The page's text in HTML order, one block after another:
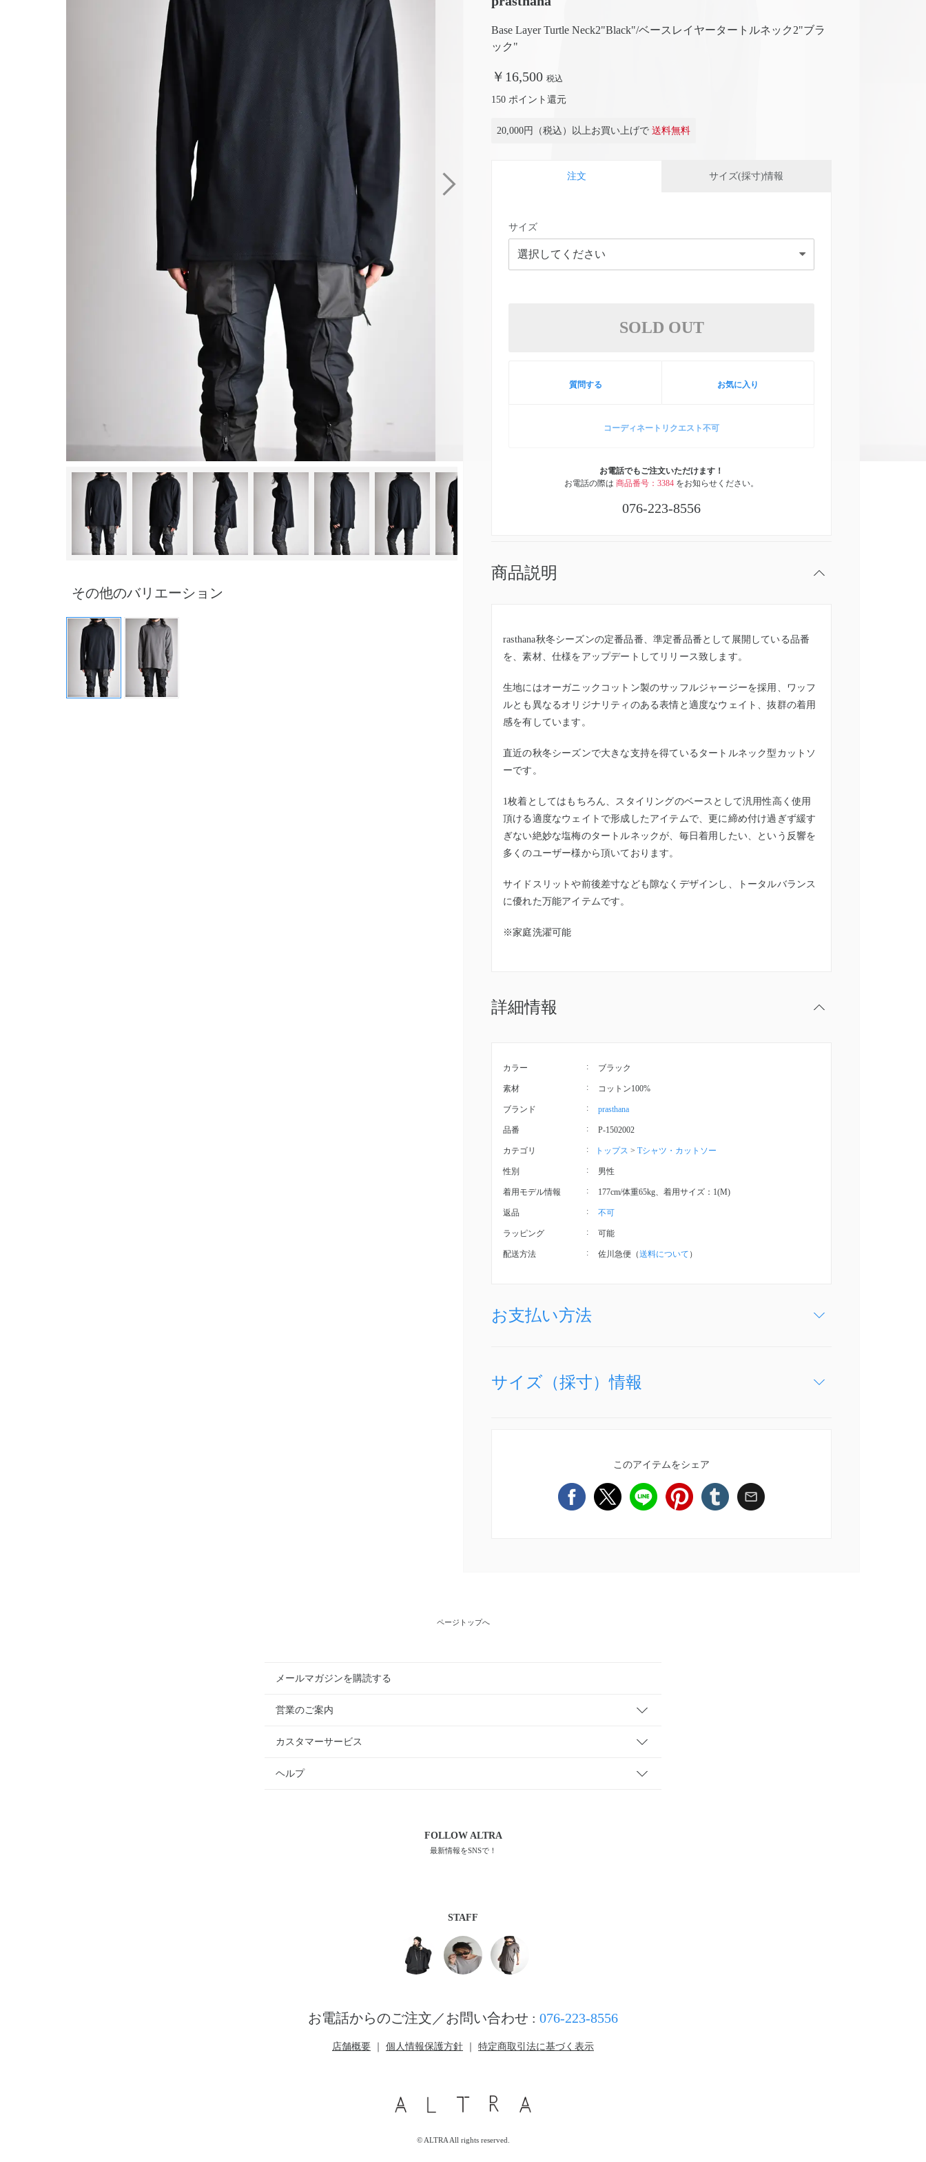
その他のバリエーション
Base Layer Turtle Neck2"Black"/ベースレイヤータートルネック2"ブラ
ック"
￥16,500 税込
150 ポイント還元
20,000円（税込）以上お買い上げで 送料無料
注文 サイズ(採寸)情報
サイズ
SOLD OUT
質問する お気に入り
コーディネートリクエスト不可
お電話でもご注文いただけます！
お電話の際は 商品番号：3384 をお知らせください。
076-223-8556
商品説明
rasthana秋冬シーズンの定番品番、準定番品番として展開している品番
を、素材、仕様をアップデートしてリリース致します。
生地にはオーガニックコットン製のサッフルジャージーを採用、ワッフ
ルとも異なるオリジナリティのある表情と適度なウェイト、抜群の着用
感を有しています。
直近の秋冬シーズンで大きな支持を得ているタートルネック型カットソ
ーです。
1枚着としてはもちろん、スタイリングのベースとして汎用性高く使用
頂ける適度なウェイトで形成したアイテムで、更に締め付け過ぎず緩す
ぎない絶妙な塩梅のタートルネックが、毎日着用したい、という反響を
多くのユーザー様から頂いております。
サイドスリットや前後差寸なども隙なくデザインし、トータルバランス
に優れた万能アイテムです。
※家庭洗濯可能
詳細情報
カラー ブラック
素材 コットン100%
ブランド prasthana
品番 P-1502002
カテゴリ トップス > Tシャツ・カットソー
性別 男性
着用モデル情報 177cm/体重65kg、着用サイズ：1(M)
返品 不可
ラッピング 可能
配送方法 佐川急便（送料について ）
お支払い方法
サイズ（採寸）情報
このアイテムをシェア
ページトップへ
メールマガジンを購読する
営業のご案内
カスタマーサービス
ヘルプ
FOLLOWALTRA
最新情報をSNSで！
STAFF
お電話からのご注文／お問い合わせ : 076-223-8556
店舗概要 個人情報保護方針 特定商取引法に基づく表示
© ALTRA All rights reserved.